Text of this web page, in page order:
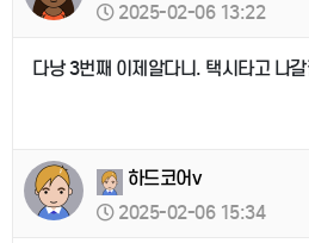
2025-02-06 13:22
다낭 3번째 이제알다니. 택시타고 나
하드코어v
2025-02-06 15:34